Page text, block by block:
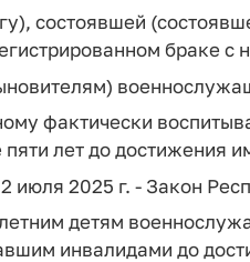
состоявшей
браке с
фактически
пяти лет до достижения
июля 2025 г. - Закон
детям
инвалидами до